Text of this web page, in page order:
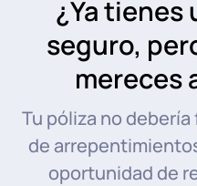
¿Ya tienes
seguro,
mereces
Tu póliza no
de
oportunidad de